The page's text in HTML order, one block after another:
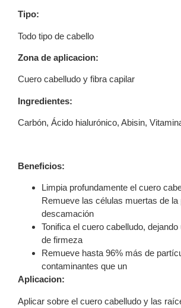
Tipo:
Todo tipo de cabello
Zona de aplicacion:
Cuero cabelludo y fibra capilar
Ingredientes:
Carbón, Ácido hialurónico, Abisin,
Beneficios:
Limpia profundamente el cuero
Remueve las células muertas de la
descamación
Tonifica el cuero cabelludo,
de firmeza
Remueve hasta 96% más de
contaminantes que un
Aplicacion:
Aplicar sobre el cuero cabelludo y las